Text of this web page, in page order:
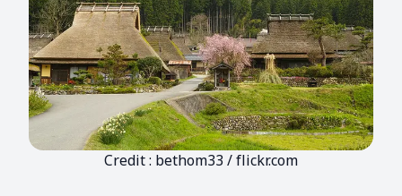
Credit : bethom33 / flickr.com